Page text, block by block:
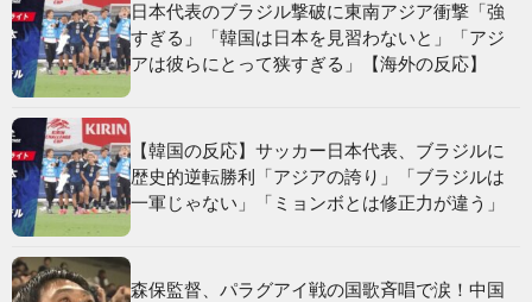
日本代表のブラジル撃破に東南アジア衝撃「強
すぎる」「韓国は日本を見習わないと」「アジ
アは彼らにとって狭すぎる」【海外の反応】
【韓国の反応】サッカー日本代表、ブラジルに
歴史的逆転勝利「アジアの誇り」「ブラジルは
一軍じゃない」「ミョンボとは修正力が違う」
森保監督、パラグアイ戦の国歌斉唱で涙！中国